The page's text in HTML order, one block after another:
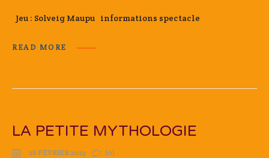
Jeu : Solveig Maupu informations spectacle
READ MORE
LA PETITE MYTHOLOGIE
26 FÉVRIER 2023 (0)